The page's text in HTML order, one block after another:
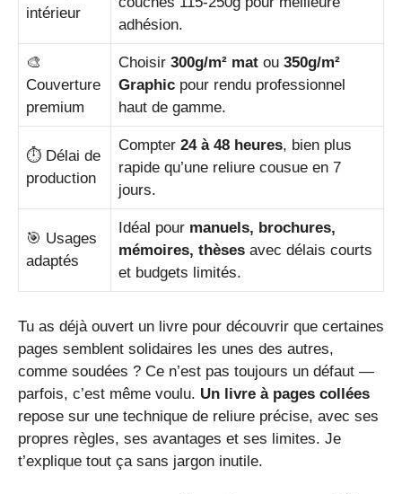
intérieur
adhésion.
🎨
Couverture
premium
Choisir 300g/m² mat ou 350g/m²
Graphic pour rendu professionnel
haut de gamme.
⏱️ Délai de
production
Compter 24 à 48 heures, bien plus
rapide qu’une reliure cousue en 7
jours.
🎯 Usages
adaptés
Idéal pour manuels, brochures,
mémoires, thèses avec délais courts
et budgets limités.
Tu as déjà ouvert un livre pour découvrir que certaines
pages semblent solidaires les unes des autres,
comme soudées ? Ce n’est pas toujours un défaut —
parfois, c’est même voulu. Un livre à pages collées
repose sur une technique de reliure précise, avec ses
propres règles, ses avantages et ses limites. Je
t’explique tout ça sans jargon inutile.